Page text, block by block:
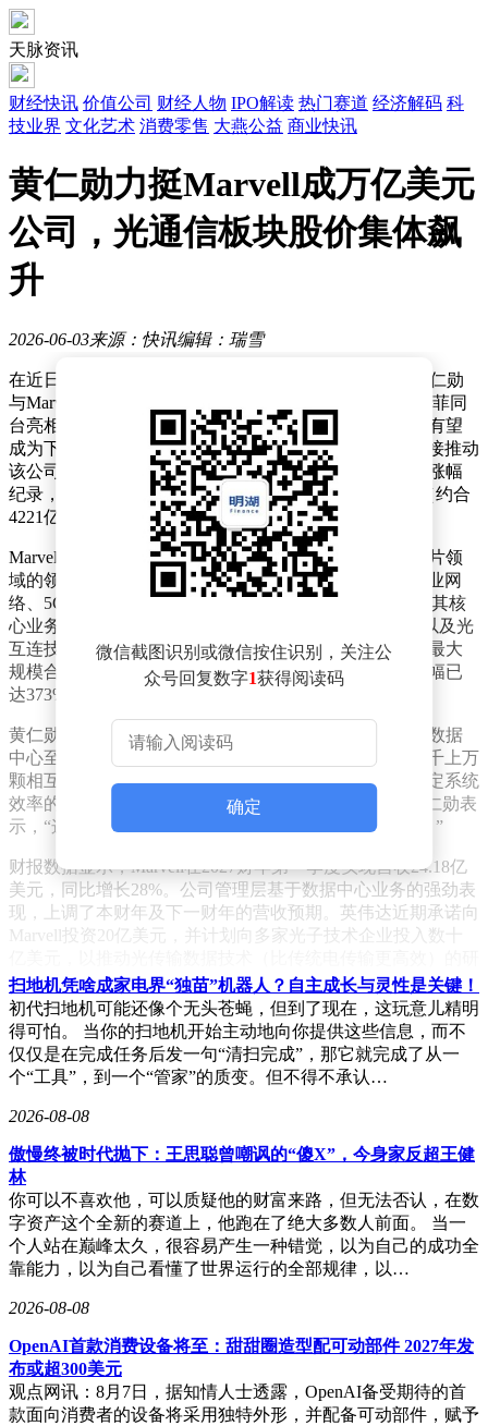
天脉资讯
财经快讯 价值公司 财经人物 IPO解读 热门赛道 经济解码 科
技业界 文化艺术 消费零售 大燕公益 商业快讯
黄仁勋力挺Marvell成万亿美元
公司，光通信板块股价集体飙
升
2026-06-03来源：快讯编辑：瑞雪
在近日举办的Computex电脑展上，英伟达首席执行官黄仁勋
与Marvell Technology（迈威尔科技）首席执行官马特·墨菲同
台亮相，引发市场高度关注。黄仁勋公开表示，Marvell有望
成为下一家市值突破万亿美元的科技企业，这一言论直接推动
该公司股价在周二交易时段大涨32.52%，创下单日最大涨幅
纪录，市值一举突破2500亿美元，单日增加624亿美元（约合
4221亿元人民币）。
Marvell的股价飙升并非偶然。作为全球数据基础设施芯片领
域的领军企业，该公司专注于为云计算、人工智能、企业网
络、5G运营商网络及汽车系统等提供高性能解决方案。其核
心业务包括为大型AI数据中心定制AI芯片（AI ASIC）以及光
互连技术，并已成为亚马逊AWS Trainium系列AI芯片的最大
规模合作伙伴之一。过去12个月内，Marvell股价累计涨幅已
达373%，此次暴涨进一步巩固了其市场地位。
黄仁勋在演讲中强调，Marvell的网络和连接芯片对现代数据
中心至关重要。他指出，当计算任务被拆解并分布到成千上万
颗相互连接的芯片上时，芯片间的数据共享速度成为决定系统
效率的关键因素。“连接能力是分布式计算的核心，”黄仁勋表
示，“这正是Marvell价值所在，也是其表现优异的原因。”
财报数据显示，Marvell在2027财年第一季度实现营收24.18亿
美元，同比增长28%。公司管理层基于数据中心业务的强劲表
现，上调了本财年及下一财年的营收预期。英伟达近期承诺向
Marvell投资20亿美元，并计划向多家光子技术企业投入数十
发与应用。
黄仁勋还透露，未来5至10年内，数据中心将同时依赖铜缆和
光器件进行数据传输，其中光通信技术的重要性将持续提升。
这一观点直接点燃了整个光通信板块的投资热情。截至周二美
股收盘，Coherent股价上涨17%，Lumentum涨幅近14%，康宁
股价亦上涨逾13%，行业整体呈现强劲上升态势。
Marvell的技术优势与市场前景得到多方认可。其定制化AI芯
片与光互连解决方案，恰好契合了全球数据中心向高算力、低
延迟方向发展的需求。随着人工智能、云计算等领域的持续扩
张，Marvell有望进一步扩大市场份额，其万亿市值目标也引
发了投资者对科技行业新格局的广泛讨论。
微信截图识别或微信按住识别，关注公
众号回复数字1获得阅读码
确定
扫地机凭啥成家电界“独苗”机器人？自主成长与灵性是关键！
初代扫地机可能还像个无头苍蝇，但到了现在，这玩意儿精明
得可怕。 当你的扫地机开始主动地向你提供这些信息，而不
仅仅是在完成任务后发一句“清扫完成”，那它就完成了从一
个“工具”，到一个“管家”的质变。但不得不承认…
2026-08-08
傲慢终被时代抛下：王思聪曾嘲讽的“傻X”，今身家反超王健
林
你可以不喜欢他，可以质疑他的财富来路，但无法否认，在数
字资产这个全新的赛道上，他跑在了绝大多数人前面。 当一
个人站在巅峰太久，很容易产生一种错觉，以为自己的成功全
靠能力，以为自己看懂了世界运行的全部规律，以…
2026-08-08
OpenAI首款消费设备将至：甜甜圈造型配可动部件 2027年发
布或超300美元
观点网讯：8月7日，据知情人士透露，OpenAI备受期待的首
款面向消费者的设备将采用独特外形，并配备可动部件，赋予